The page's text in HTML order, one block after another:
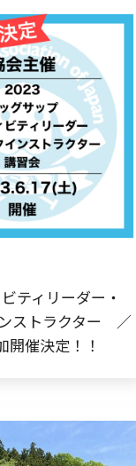
ティリーダー・
ストラクター ／
開催決定！！